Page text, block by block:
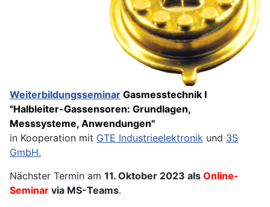
Weiterbildungsseminar Gasmesstechnik I
"Halbleiter-Gassensoren: Grundlagen,
Messsysteme, Anwendungen"
in Kooperation mit GTE Industrieelektronik und 3S
GmbH.
Nächster Termin am 11. Oktober 2023 als Online-
Seminar via MS-Teams.